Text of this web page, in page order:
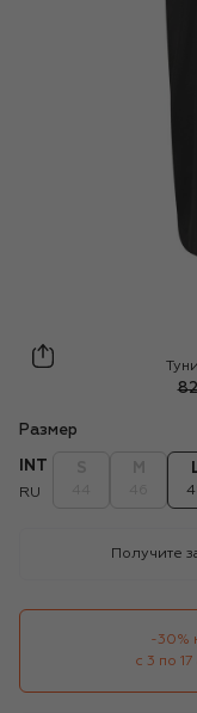
Размер
INT
RU
Получите
-30%
с 3 по 17